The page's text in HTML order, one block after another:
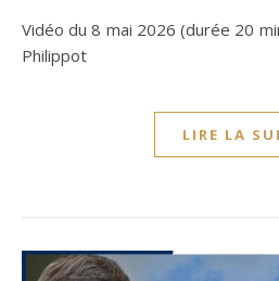
Vidéo du 8 mai 2026 (durée 20 min) : Source : YT de Florian
Philippot
LIRE LA